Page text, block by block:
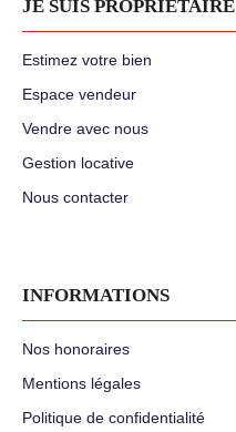
JE SUIS PROPRIÉTAIRE
Estimez votre bien
Espace vendeur
Vendre avec nous
Gestion locative
Nous contacter
INFORMATIONS
Nos honoraires
Mentions légales
Politique de confidentialité